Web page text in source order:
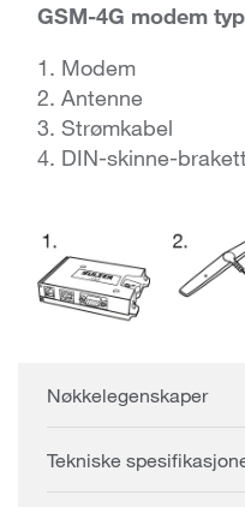
GSM-4G modem
1. Modem
2. Antenne
3. Strømkabel
4. DIN-skinne-
Nøkkelegenskaper
Tekniske